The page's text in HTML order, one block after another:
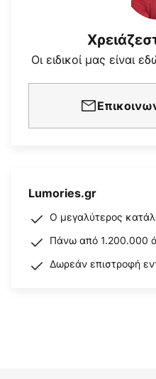
Οι ειδικοί μας είναι
Lumories.gr
Ο μεγαλύτερος
Πάνω από 1.200.000
Δωρεάν επιστροφή